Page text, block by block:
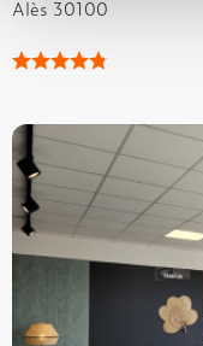
Alès 30100